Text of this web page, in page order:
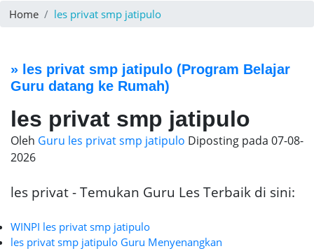
Home les privat smp jatipulo
» les privat smp jatipulo (Program Belajar
Guru datang ke Rumah)
les privat smp jatipulo
Oleh Guru les privat smp jatipulo Diposting pada 07-08-
2026
les privat - Temukan Guru Les Terbaik di sini:
WINPI les privat smp jatipulo
les privat smp jatipulo Guru Menyenangkan